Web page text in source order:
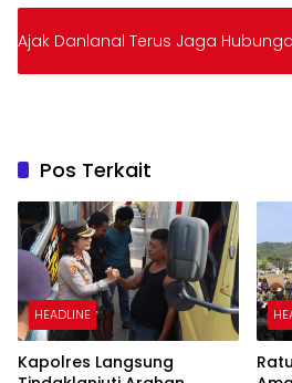
Ajak Danlanal Terus Jaga
Pos Terkait
HEADLINE
Kapolres Langsung